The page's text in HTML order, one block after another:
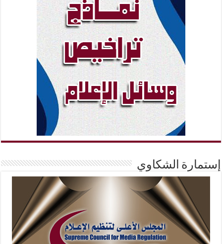
إستمارة الشكاوي